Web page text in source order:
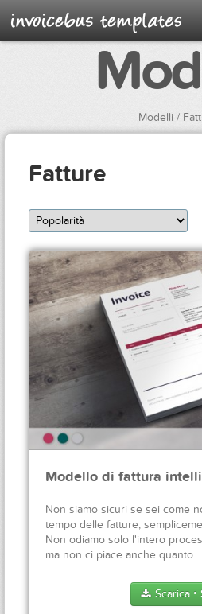
Modelli /
Fatture
Modello di fattura
Non siamo sicuri se sei come
tempo delle fatture,
Non odiamo solo l'intero
ma non ci piace anche quanto
Scarica ●